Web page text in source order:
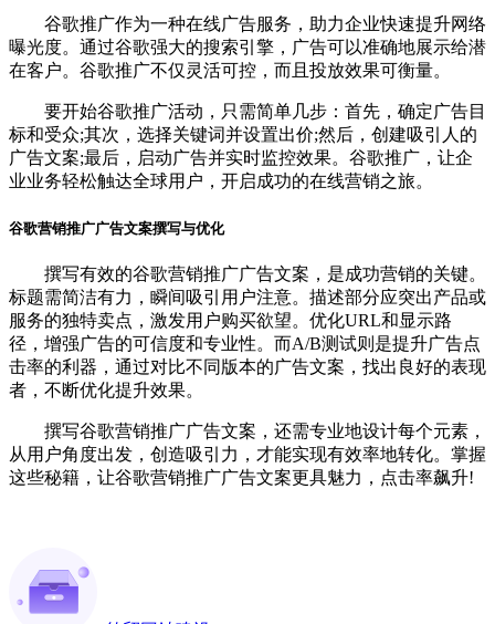
谷歌推广作为一种在线广告服务，助力企业快速提升网络
曝光度。通过谷歌强大的搜索引擎，广告可以准确地展示给潜
在客户。谷歌推广不仅灵活可控，而且投放效果可衡量。
要开始谷歌推广活动，只需简单几步：首先，确定广告目
标和受众;其次，选择关键词并设置出价;然后，创建吸引人的
广告文案;最后，启动广告并实时监控效果。谷歌推广，让企
业业务轻松触达全球用户，开启成功的在线营销之旅。
谷歌营销推广广告文案撰写与优化
撰写有效的谷歌营销推广广告文案，是成功营销的关键。
标题需简洁有力，瞬间吸引用户注意。描述部分应突出产品或
服务的独特卖点，激发用户购买欲望。优化URL和显示路
径，增强广告的可信度和专业性。而A/B测试则是提升广告点
击率的利器，通过对比不同版本的广告文案，找出良好的表现
者，不断优化提升效果。
撰写谷歌营销推广广告文案，还需专业地设计每个元素，
从用户角度出发，创造吸引力，才能实现有效率地转化。掌握
这些秘籍，让谷歌营销推广广告文案更具魅力，点击率飙升!